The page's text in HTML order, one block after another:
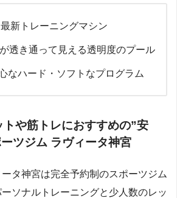
新トレーニングマシン
透き通って見える透明度のプール
なハード・ソフトなプログラム
や筋トレにおすすめの”安
ツジム ラヴィータ神宮
タ神宮は完全予約制のスポーツジム
ソナルトレーニングと少人数のレッ